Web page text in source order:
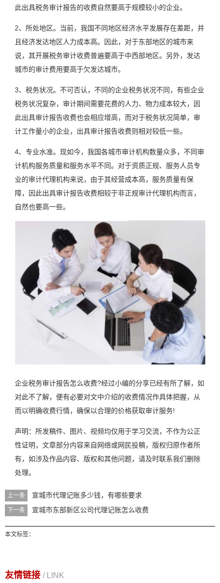
此出具税务审计报告的收费自然要高于规模较小的企业。
2、所处地区。当前，我国不同地区经济水平发展存在差距，并
且经济发达地区人力成本高。因此，对于东部地区的城市来
说，其开展税务审计收费普遍要高于中西部地区。另外，发达
城市的审计费用要高于欠发达城市。
3、税务状况。不可否认，不同的企业税务状况不同，有些企业
税务状况复杂，审计期间需要花费的人力、物力成本较大，因
此出具审计报告收费也会相应增高，而对于税务状况简单，审
计工作量小的企业，出具审计报告收费则相对较低一些。
4、专业水准。现如今，我国各城市审计机构数量众多，不同审
计机构服务质量和服务水平不同。对于资质正规、服务人员专
业的审计代理机构来说，由于其经营成本高，服务质量有保
障，因此出具审计报告收费相较于非正规审计代理机构而言，
自然也要高一些。
企业税务审计报告怎么收费?经过小编的分享已经有所了解，如
对此不了解，便有必要对文中介绍的收费情况作具体把握，从
而以明确收费行情，确保以合理的价格获取审计服务!
声明：所发稿件、图片、视频均仅用于学习交流，不作为公正
性证明，文章部分内容来自网络或网民投稿，版权归原作者所
有，如涉及作品内容、版权和其他问题，请及时联系我们删除
处理。
上一条 宣城市代理记账多少钱，有哪些要求
下一条 宣城市东部新区公司代理记账怎么收费
本文标签：
友情链接 / LINK